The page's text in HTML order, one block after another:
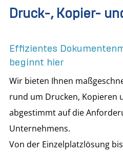
Druck-, Kopier-
Effizientes
beginnt hier
Wir bieten Ihnen
rund um Drucken, Kopieren
abgestimmt auf die
Unternehmens.
Von der Einzelplatzlösung